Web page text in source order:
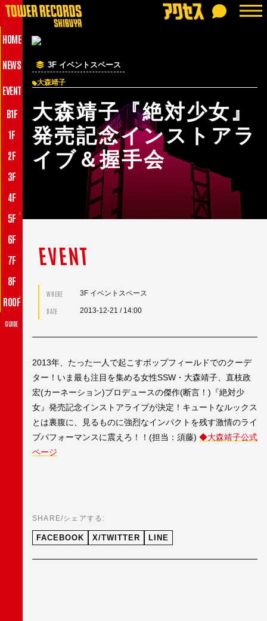
HOME
NEWS
EVENT
B1F
1F
2F
3F
4F
5F
♪
6F
7F
8F
ROOF♪
GUIDE
3F イベントスペース
大森靖子
大森靖子『絶対少女』
発売記念インストアラ
イブ＆握手会
EVENT
WHERE 3F イベントスペース
DATE 2013-12-21 / 14:00
2013年、たった一人で起こすポップフィールドでのクーデ
ター！いま最も注目を集める女性SSW・大森靖子、直枝政
宏(カーネーション)プロデュースの傑作(断言！)『絶対少
女』発売記念インストアライブが決定！キュートなルックス
とは裏腹に、見るものに強烈なインパクトを残す激情のライ
ブパフォーマンスに震えろ！！(担当：須藤) ◆大森靖子公式
ページ
SHARE/シェアする:
FACEBOOK X/TWITTER LINE